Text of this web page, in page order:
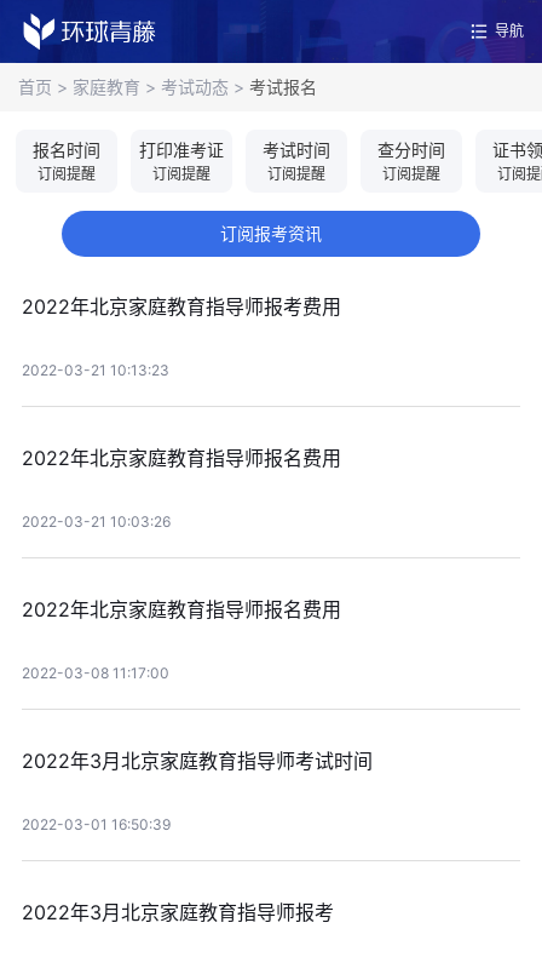
导航
首页 > 家庭教育 > 考试动态 > 考试报名
报名时间
订阅提醒
打印准考证
订阅提醒
考试时间
订阅提醒
查分时间
订阅提醒
证书
订阅
订阅报考资讯
2022年北京家庭教育指导师报考费用
2022-03-21 10:13:23
2022年北京家庭教育指导师报名费用
2022-03-21 10:03:26
2022年北京家庭教育指导师报名费用
2022-03-08 11:17:00
2022年3月北京家庭教育指导师考试时间
2022-03-01 16:50:39
2022年3月北京家庭教育指导师报考